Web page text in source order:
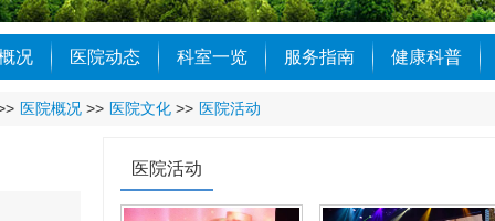
况 医院动态 科室一览 服务指南 健康科普
医院概况 >> 医院文化 >> 医院活动
医院活动